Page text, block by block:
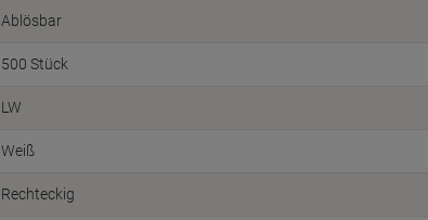
Ablösbar
500 Stück
LW
Weiß
Rechteckig